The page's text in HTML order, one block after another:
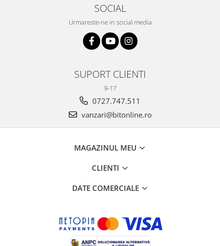
SOCIAL
Urmareste-ne in social media
SUPORT CLIENTI
9-17
0727.747.511
vanzari@bitonline.ro
MAGAZINUL MEU
CLIENTI
DATE COMERCIALE